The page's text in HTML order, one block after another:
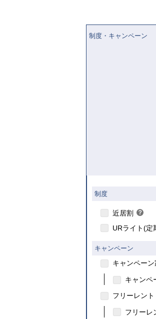
制度・キャンペーン
制度
近居割 ？
ン
URライト(定
キャンペーン
キャンペー
キャンペ
フリーレント
フリーレ